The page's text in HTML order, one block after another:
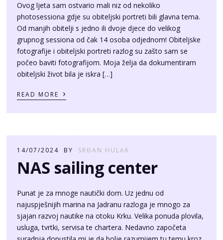
Ovog ljeta sam ostvario mali niz od nekoliko
photosessiona gdje su obiteljski portreti bili glavna tema.
Od manjih obitelji s jedno ili dvoje djece do velikog
grupnog sessiona od čak 14 osoba odjednom! Obiteljske
fotografije i obiteljski portreti razlog su zašto sam se
počeo baviti fotografijom. Moja želja da dokumentiram
obiteljski život bila je iskra […]
READ MORE ›
14/07/2024 BY SRĐAN HULAK
NAS sailing center
Punat je za mnoge nautički dom. Uz jednu od
najuspješnijih marina na Jadranu razloga je mnogo za
sjajan razvoj nautike na otoku Krku. Velika ponuda plovila,
usluga, tvrtki, servisa te chartera. Nedavno započeta